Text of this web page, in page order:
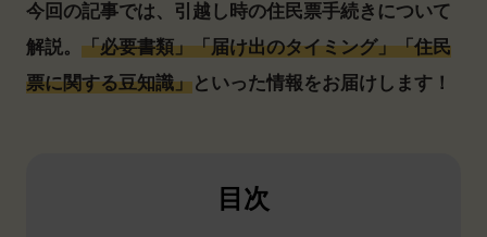
今回の記事では、引越し時の住民票手続きについて
解説。 「必要書類」「届け出のタイミング」「住民
票に関する豆知識」といった情報をお届けします！
目次